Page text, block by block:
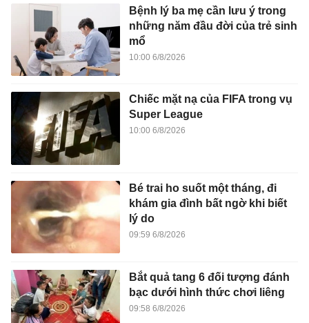
Bệnh lý ba mẹ cần lưu ý trong
những năm đầu đời của trẻ sinh
mổ
10:00 6/8/2026
Chiếc mặt nạ của FIFA trong vụ
Super League
10:00 6/8/2026
Bé trai ho suốt một tháng, đi
khám gia đình bất ngờ khi biết
lý do
09:59 6/8/2026
Bắt quả tang 6 đối tượng đánh
bạc dưới hình thức chơi liêng
09:58 6/8/2026